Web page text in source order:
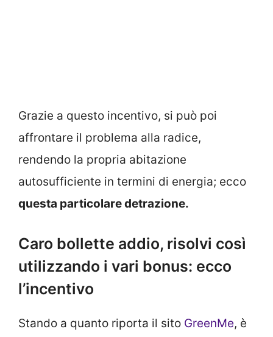
Grazie a questo incentivo, si può poi
affrontare il problema alla radice,
rendendo la propria abitazione
autosufficiente in termini di energia; ecco
questa particolare detrazione.
Caro bollette addio, risolvi così
utilizzando i vari bonus: ecco
l’incentivo
Stando a quanto riporta il sito GreenMe, è